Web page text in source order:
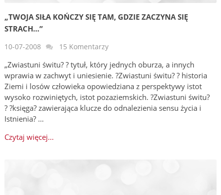
„TWOJA SIŁA KOŃCZY SIĘ TAM, GDZIE ZACZYNA SIĘ
STRACH…”
10-07-2008 15 Komentarzy
„Zwiastuni świtu? ? tytuł, który jednych oburza, a innych
wprawia w zachwyt i uniesienie. ?Zwiastuni świtu? ? historia
Ziemi i losów człowieka opowiedziana z perspektywy istot
wysoko rozwiniętych, istot pozaziemskich. ?Zwiastuni świtu?
? ?księga? zawierająca klucze do odnalezienia sensu życia i
Istnienia? …
Czytaj więcej...